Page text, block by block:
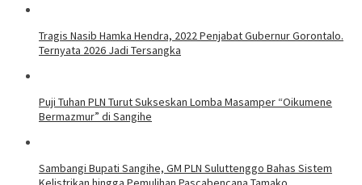
Tragis Nasib Hamka Hendra, 2022 Penjabat Gubernur Gorontalo.
Ternyata 2026 Jadi Tersangka
Puji Tuhan PLN Turut Sukseskan Lomba Masamper “Oikumene
Bermazmur” di Sangihe
Sambangi Bupati Sangihe, GM PLN Suluttenggo Bahas Sistem